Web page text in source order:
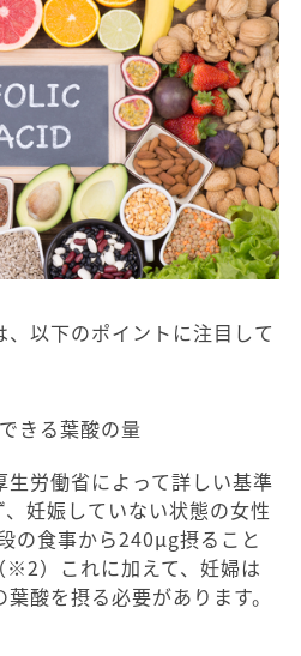
以下のポイントに注目して
きる葉酸の量
労働省によって詳しい基準
妊娠していない状態の女性
の食事から240μg摂ること
※2）これに加えて、妊婦は
酸を摂る必要があります。